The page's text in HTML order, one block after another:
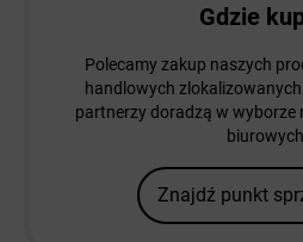
Gdzie
Polecamy zakup naszych
handlowych zlokalizowanych
partnerzy doradzą w wyborze
Znajdź punkt